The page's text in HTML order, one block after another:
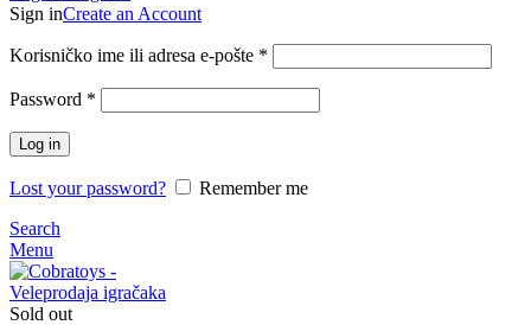
Sign inCreate an Account
Korisničko ime ili adresa e-pošte *
Password *
Log in
Lost your password?
Remember me
Search
Menu
Sold out